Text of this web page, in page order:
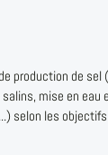
production de
mise en eau
selon les